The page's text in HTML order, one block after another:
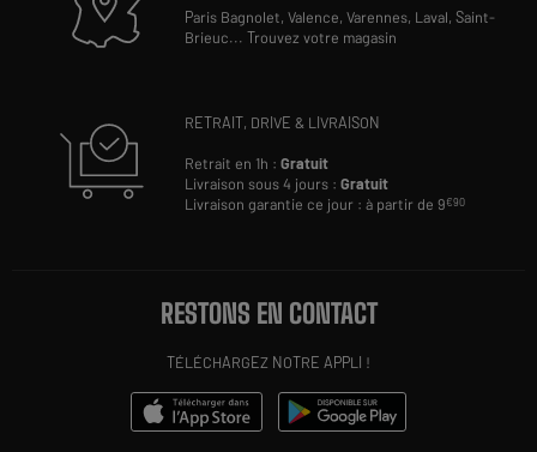
Paris Bagnolet,Valence,Varennes, Laval,Saint-
Brieuc...Trouvez votre magasin
RETRAIT, DRIVE & LIVRAISON
Retrait en 1h :Gratuit
Livraison sous 4 jours :Gratuit
Livraison garantie ce jour : à partir de 9€90
RESTONS EN CONTACT
TÉLÉCHARGEZ NOTRE APPLI !